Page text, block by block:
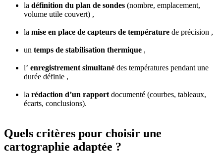
la définition du plan de sondes (nombre, emplacement,
volume utile couvert) ,
la mise en place de capteurs de température de précision ,
un temps de stabilisation thermique ,
l’ enregistrement simultané des températures pendant une
durée définie ,
la rédaction d’un rapport documenté (courbes, tableaux,
écarts, conclusions).
Quels critères pour choisir une
cartographie adaptée ?